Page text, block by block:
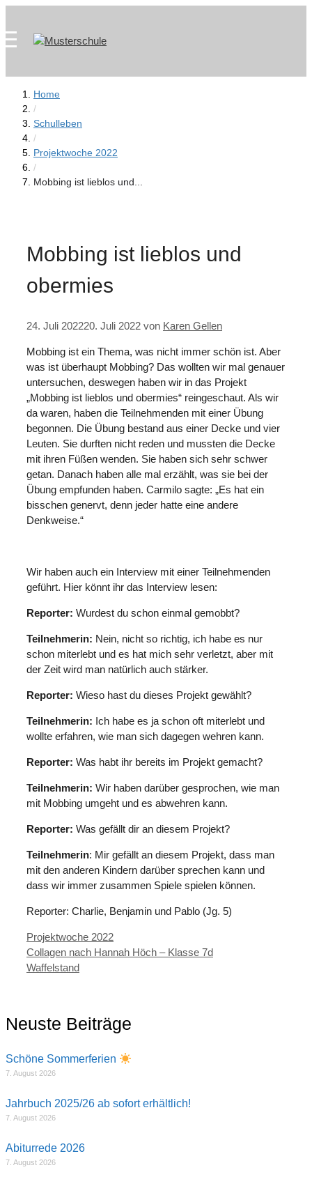
springen
content
Home
/
Schulleben
/
Projektwoche 2022
/
Mobbing ist lieblos und...
Mobbing ist lieblos und
obermies
24. Juli 202220. Juli 2022 von Karen Gellen
Mobbing ist ein Thema, was nicht immer schön ist. Aber
was ist überhaupt Mobbing? Das wollten wir mal genauer
untersuchen, deswegen haben wir in das Projekt
„Mobbing ist lieblos und obermies“ reingeschaut. Als wir
da waren, haben die Teilnehmenden mit einer Übung
begonnen. Die Übung bestand aus einer Decke und vier
Leuten. Sie durften nicht reden und mussten die Decke
mit ihren Füßen wenden. Sie haben sich sehr schwer
getan. Danach haben alle mal erzählt, was sie bei der
Übung empfunden haben. Carmilo sagte: „Es hat ein
bisschen genervt, denn jeder hatte eine andere
Denkweise.“
Wir haben auch ein Interview mit einer Teilnehmenden
geführt. Hier könnt ihr das Interview lesen:
Reporter: Wurdest du schon einmal gemobbt?
Teilnehmerin: Nein, nicht so richtig, ich habe es nur
schon miterlebt und es hat mich sehr verletzt, aber mit
der Zeit wird man natürlich auch stärker.
Reporter: Wieso hast du dieses Projekt gewählt?
Teilnehmerin: Ich habe es ja schon oft miterlebt und
wollte erfahren, wie man sich dagegen wehren kann.
Reporter: Was habt ihr bereits im Projekt gemacht?
Teilnehmerin: Wir haben darüber gesprochen, wie man
mit Mobbing umgeht und es abwehren kann.
Reporter: Was gefällt dir an diesem Projekt?
Teilnehmerin: Mir gefällt an diesem Projekt, dass man
mit den anderen Kindern darüber sprechen kann und
dass wir immer zusammen Spiele spielen können.
Reporter: Charlie, Benjamin und Pablo (Jg. 5)
Kategorien
Projektwoche 2022
Collagen nach Hannah Höch – Klasse 7d
Waffelstand
Neuste Beiträge
Schöne Sommerferien
7. August 2026
Jahrbuch 2025/26 ab sofort erhältlich!
7. August 2026
Abiturrede 2026
7. August 2026